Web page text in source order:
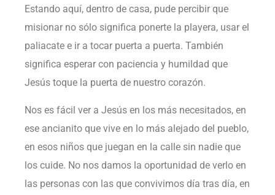
Estando aquí, dentro de casa, pude percibir que
misionar no sólo significa ponerte la playera, usar el
paliacate e ir a tocar puerta a puerta. También
significa esperar con paciencia y humildad que
Jesús toque la puerta de nuestro corazón.
Nos es fácil ver a Jesús en los más necesitados, en
ese ancianito que vive en lo más alejado del pueblo,
en esos niños que juegan en la calle sin nadie que
los cuide. No nos damos la oportunidad de verlo en
las personas con las que convivimos día tras día, en